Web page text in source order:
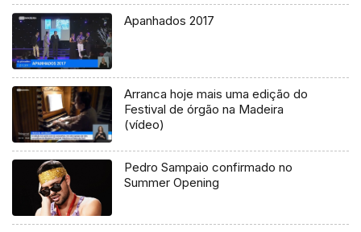
Apanhados 2017
Arranca hoje mais uma edição do
Festival de órgão na Madeira
(vídeo)
Pedro Sampaio confirmado no
Summer Opening